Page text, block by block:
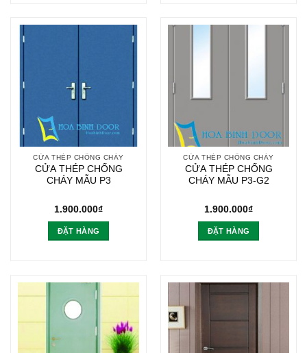
CỬA THÉP CHỐNG CHÁY
CỬA THÉP CHỐNG
CHÁY MẪU P3
1.900.000₫
ĐẶT HÀNG
CỬA THÉP CHỐNG CHÁY
CỬA THÉP CHỐNG
CHÁY MẪU P3-G2
1.900.000₫
ĐẶT HÀNG